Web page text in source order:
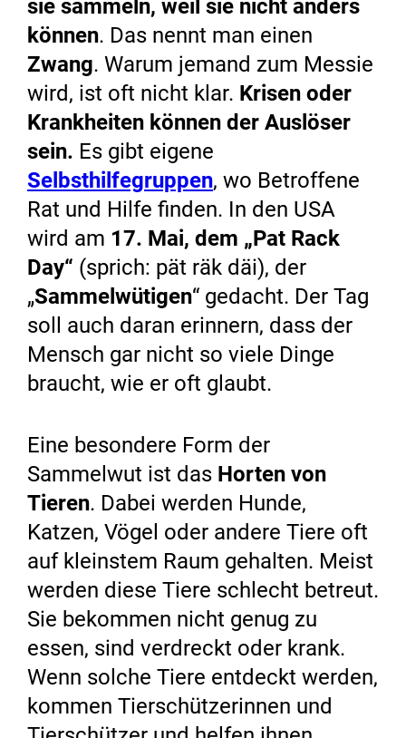
sie sammeln, weil sie nicht anders
können. Das nennt man einen
Zwang. Warum jemand zum Messie
wird, ist oft nicht klar. Krisen oder
Krankheiten können der Auslöser
sein. Es gibt eigene
Selbsthilfegruppen, wo Betroffene
Rat und Hilfe finden. In den USA
wird am 17. Mai, dem „Pat Rack
Day“ (sprich: pät räk däi), der
„Sammelwütigen“ gedacht. Der Tag
soll auch daran erinnern, dass der
Mensch gar nicht so viele Dinge
braucht, wie er oft glaubt.
Eine besondere Form der
Sammelwut ist das Horten von
Tieren. Dabei werden Hunde,
Katzen, Vögel oder andere Tiere oft
auf kleinstem Raum gehalten. Meist
werden diese Tiere schlecht betreut.
Sie bekommen nicht genug zu
essen, sind verdreckt oder krank.
Wenn solche Tiere entdeckt werden,
kommen Tierschützerinnen und